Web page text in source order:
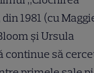
1981 (cu
și Ursula
continue să